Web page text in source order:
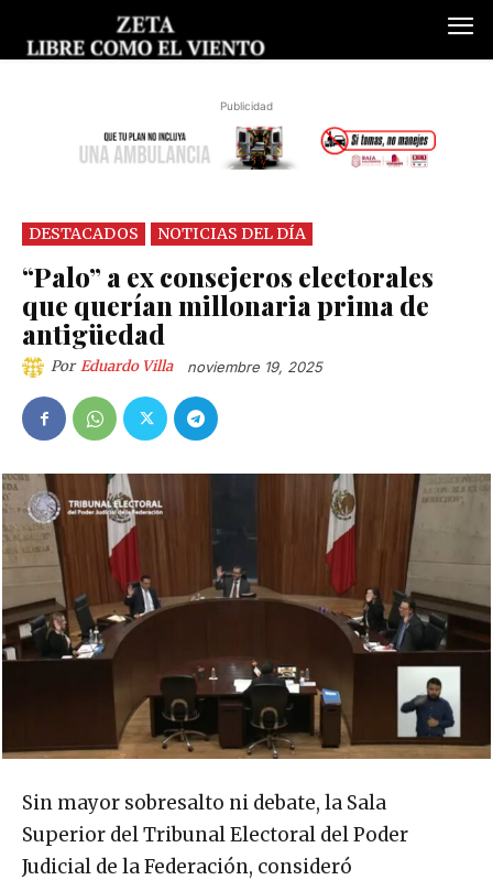
Publicidad
DESTACADOS NOTICIAS DEL DÍA
“Palo” a ex consejeros electorales
que querían millonaria prima de
antigüedad
Por Eduardo Villa noviembre 19, 2025
Sin mayor sobresalto ni debate, la Sala
Superior del Tribunal Electoral del Poder
Judicial de la Federación, consideró